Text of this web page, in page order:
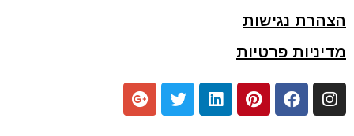
הצהרת נגישות
מדיניות פרטיות